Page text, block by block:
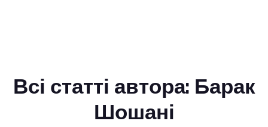
Всі статті автора: Барак
Шошані